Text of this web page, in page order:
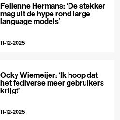
Felienne Hermans: ‘De stekker
mag uit de hype rond large
language models’
11-12-2025
Ocky Wiemeijer: ‘Ik hoop dat
het fediverse meer gebruikers
krijgt’
11-12-2025